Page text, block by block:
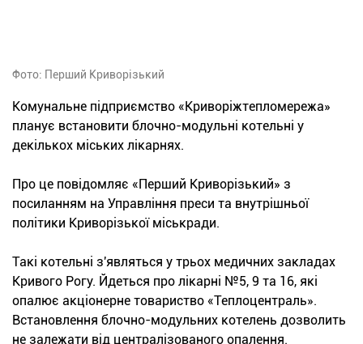
Фото: Перший Криворізький
Комунальне підприємство «Криворіжтепломережа»
планує встановити блочно-модульні котельні у
декількох міських лікарнях.
Про це повідомляє «Перший Криворізький» з
посиланням на Управління преси та внутрішньої
політики Криворізької міськради.
Такі котельні з'являться у трьох медичних закладах
Кривого Рогу. Йдеться про лікарні №5, 9 та 16, які
опалює акціонерне товариство «Теплоцентраль».
Встановлення блочно-модульних котелень дозволить
не залежати від централізованого опалення.